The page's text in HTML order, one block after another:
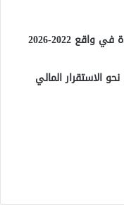
2022-2026
الاستقرار المالي